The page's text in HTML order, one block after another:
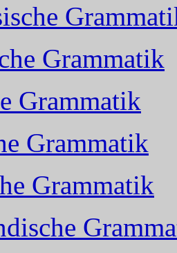
Grammatik
Grammatik
Grammatik
Grammatik